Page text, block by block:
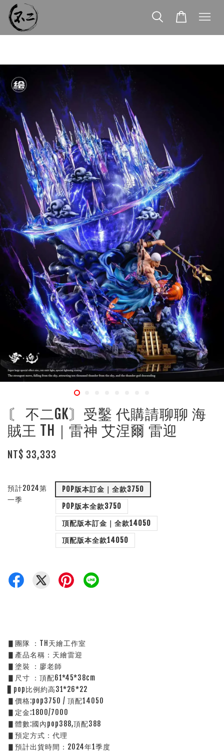
〘 不二GK〙受鑿 代購請聊聊 海
賊王 TH｜雷神 艾涅爾 雷迎
NT$ 33,333
預計2024第
一季
POP版本訂金｜全款3750
POP版本全款3750
頂配版本訂金｜全款14050
頂配版本全款14050
▋團隊 ：TH天繪工作室
▋產品名稱：天繪雷迎
▋塗裝 ：廖老師
▋尺寸 ：頂配61*45*38cm
▋pop比例約高31*26*22
▋價格:pop3750 / 頂配14050
▋定金:1800/7000
▋體數:國內pop388,頂配388
▋預定方式：代理
▋預計出貨時間：2024年1季度